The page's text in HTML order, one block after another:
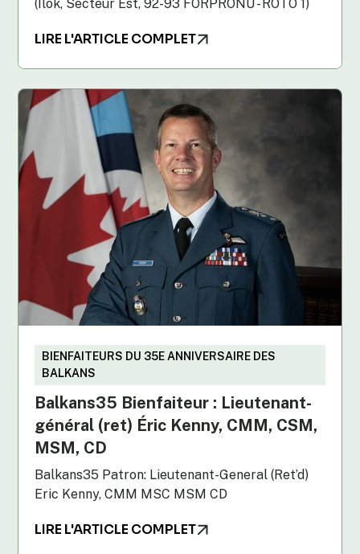
(Ilok, Secteur Est, 92-93 FORPRONU - ROTO 1)
LIRE L'ARTICLE COMPLET
BIENFAITEURS DU 35E ANNIVERSAIRE DES
BALKANS
Balkans35 Bienfaiteur : Lieutenant-
général (ret) Éric Kenny, CMM, CSM,
MSM, CD
Balkans35 Patron: Lieutenant-General (Ret’d)
Eric Kenny, CMM MSC MSM CD
LIRE L'ARTICLE COMPLET